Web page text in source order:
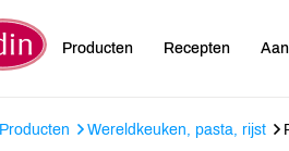
Producten Recepten
Producten Wereldkeuken, pasta, rijst